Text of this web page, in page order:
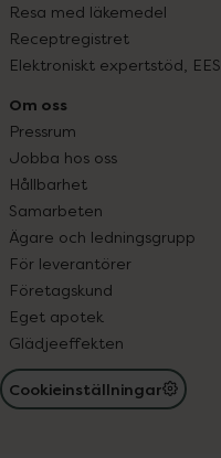
Resa med läkemedel
Receptregistret
Elektroniskt expertstöd, EES
Om oss
Pressrum
Jobba hos oss
Hållbarhet
Samarbeten
Ägare och ledningsgrupp
För leverantörer
Företagskund
Eget apotek
Glädjeeffekten
Cookieinställningar